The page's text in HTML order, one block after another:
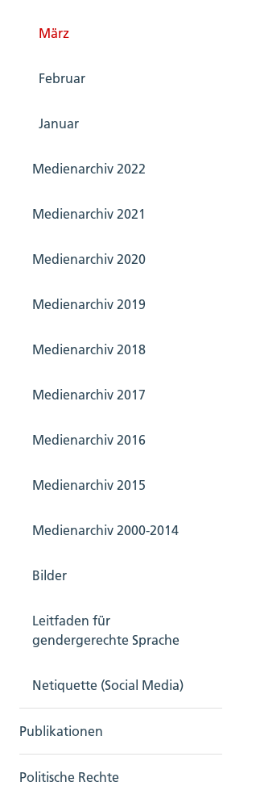
März
Februar
Januar
Medienarchiv 2022
Medienarchiv 2021
Medienarchiv 2020
Medienarchiv 2019
Medienarchiv 2018
Medienarchiv 2017
Medienarchiv 2016
Medienarchiv 2015
Medienarchiv 2000-2014
Bilder
Leitfaden für
gendergerechte Sprache
Netiquette (Social Media)
Publikationen
Politische Rechte